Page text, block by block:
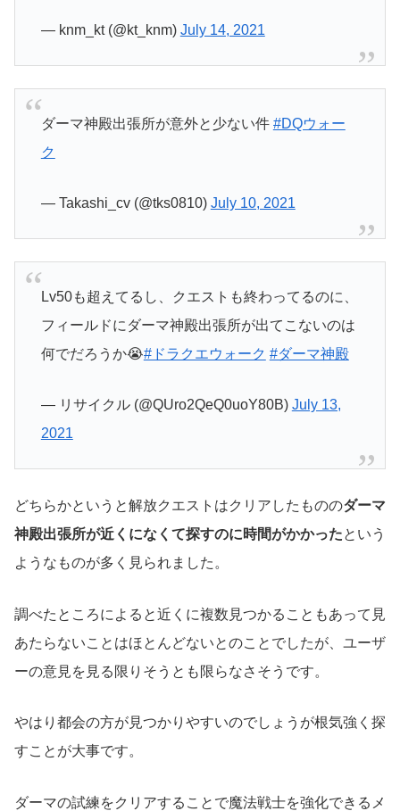
— knm_kt (@kt_knm) July 14, 2021
ダーマ神殿出張所が意外と少ない件 #DQウォー
ク
— Takashi_cv (@tks0810) July 10, 2021
Lv50も超えてるし、クエストも終わってるのに、
フィールドにダーマ神殿出張所が出てこないのは
何でだろうか😭#ドラクエウォーク #ダーマ神殿
— リサイクル (@QUro2QeQ0uoY80B) July 13,
2021
どちらかというと解放クエストはクリアしたもののダーマ
神殿出張所が近くになくて探すのに時間がかかったという
ようなものが多く見られました。
調べたところによると近くに複数見つかることもあって見
あたらないことはほとんどないとのことでしたが、ユーザ
ーの意見を見る限りそうとも限らなさそうです。
やはり都会の方が見つかりやすいのでしょうが根気強く探
すことが大事です。
ダーマの試練をクリアすることで魔法戦士を強化できるメ